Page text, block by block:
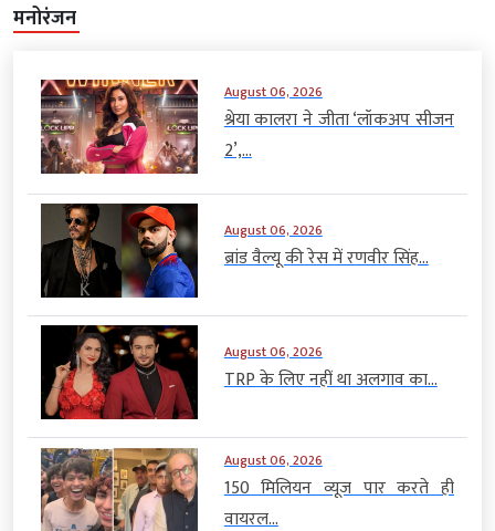
मनोरंजन
August 06, 2026
श्रेया कालरा ने जीता ‘लॉकअप सीजन
2’,...
August 06, 2026
ब्रांड वैल्यू की रेस में रणवीर सिंह...
August 06, 2026
TRP के लिए नहीं था अलगाव का...
August 06, 2026
150 मिलियन व्यूज पार करते ही
वायरल...